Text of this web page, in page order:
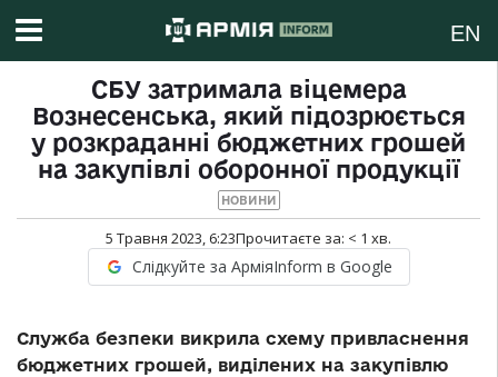
EN
СБУ затримала віцемера
Вознесенська, який підозрюється
у розкраданні бюджетних грошей
на закупівлі оборонної продукції
НОВИНИ
5 Травня 2023, 6:23Прочитаєте за: < 1 хв.
Слідкуйте за АрміяInform в Google
Служба безпеки викрила схему привласнення
бюджетних грошей, виділених на закупівлю